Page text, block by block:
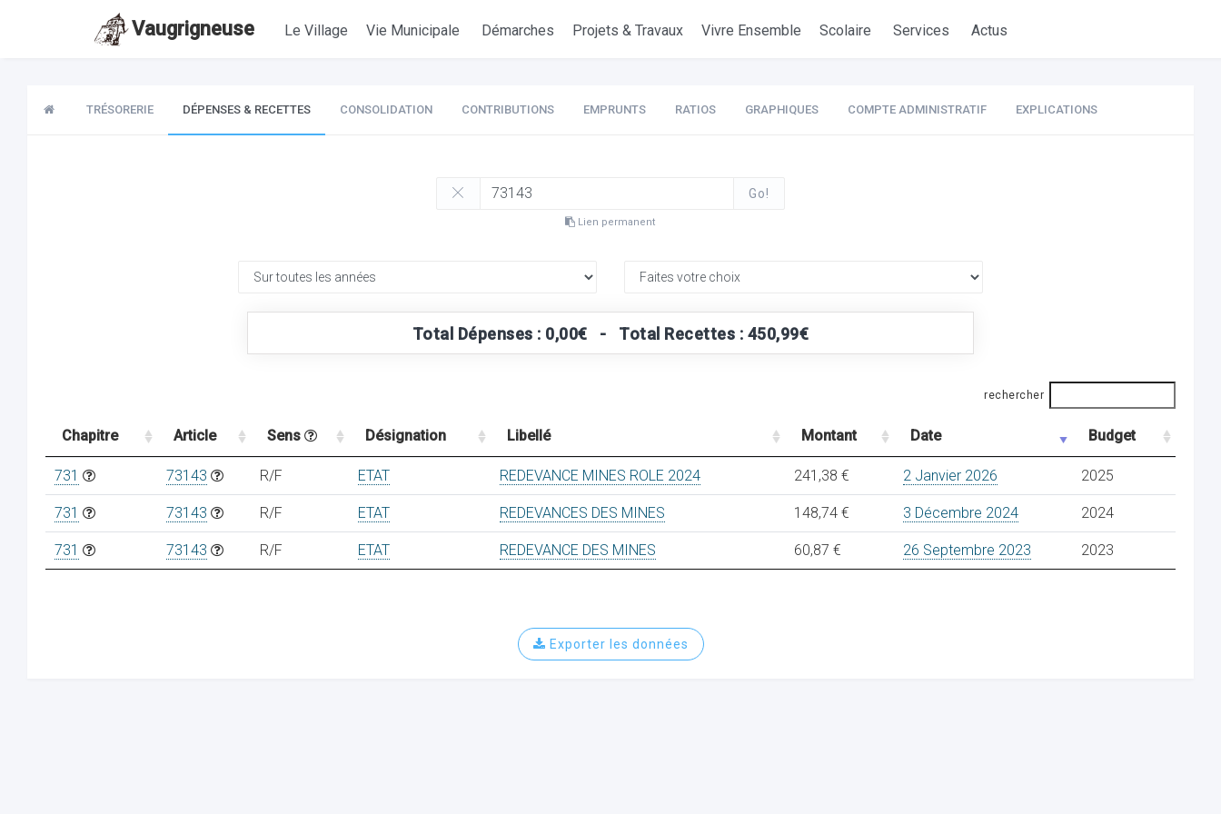
Vaugrigneuse Le Village Vie Municipale Démarches Projets & Travaux Vivre Ensemble Scolaire Services Actus
TRÉSORERIE DÉPENSES & RECETTES CONSOLIDATION CONTRIBUTIONS EMPRUNTS RATIOS GRAPHIQUES COMPTE ADMINISTRATIF EXPLICATIONS
Go!
Lien permanent
Total Dépenses : 0,00€ - Total Recettes : 450,99€
rechercher
Chapitre Article Sens Désignation Libellé Montant Date Budget
731 73143 R/F ETAT REDEVANCE MINES ROLE 2024 241,38 € 2 Janvier 2026 2025
731 73143 R/F ETAT REDEVANCES DES MINES 148,74 € 3 Décembre 2024 2024
731 73143 R/F ETAT REDEVANCE DES MINES 60,87 € 26 Septembre 2023 2023
Exporter les données